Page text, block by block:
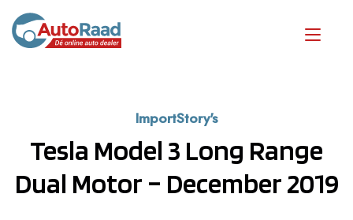
ImportStory's
Tesla Model 3 Long Range
Dual Motor – December 2019